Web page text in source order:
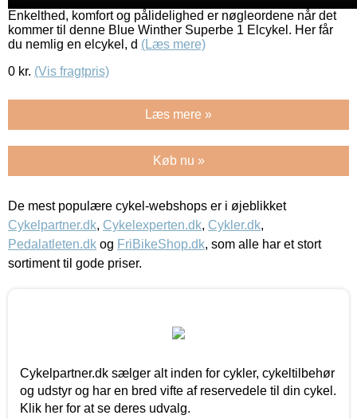
Enkelthed, komfort og pålidelighed er nøgleordene når det
kommer til denne Blue Winther Superbe 1 Elcykel. Her får
du nemlig en elcykel, d (Læs mere)
0 kr. (Vis fragtpris)
Læs mere »
Køb nu »
De mest populære cykel-webshops er i øjeblikket
Cykelpartner.dk, Cykelexperten.dk, Cykler.dk,
Pedalatleten.dk og FriBikeShop.dk, som alle har et stort
sortiment til gode priser.
Cykelpartner.dk sælger alt inden for cykler, cykeltilbehør
og udstyr og har en bred vifte af reservedele til din cykel.
Klik her for at se deres udvalg.